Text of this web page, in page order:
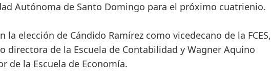
Autónoma de Santo Domingo para el próximo cuatrienio.
la elección de Cándido Ramírez como vicedecano de la FCES,
directora de la Escuela de Contabilidad y Wagner Aquino
de la Escuela de Economía.